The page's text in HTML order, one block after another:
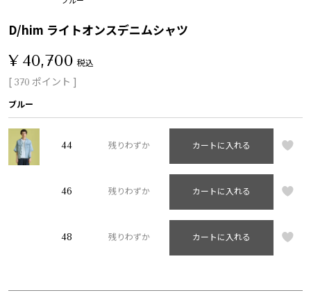
D/him ライトオンスデニムシャツ
¥ 40,700 税込
[ 370 ポイント ]
ブルー
44 残りわずか カートに入れる
46 残りわずか カートに入れる
48 残りわずか カートに入れる